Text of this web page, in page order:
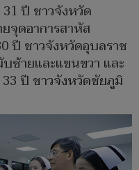
ปี ชาวจังหวัด
จุดอาการสาหัส
ปี ชาวจังหวัดอุบลราช
ซ้ายและแขนขวา และ
ปี ชาวจังหวัดชัยภูมิ